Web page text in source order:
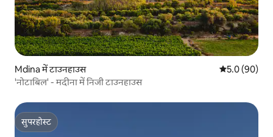
Mdina में टाउनहाउस औसत रेटिंग 5 में
5.0 (90)
'नोटाबिल' - मदीना में निजी टाउनहाउस
सुपरहोस्ट
सुपरहोस्ट